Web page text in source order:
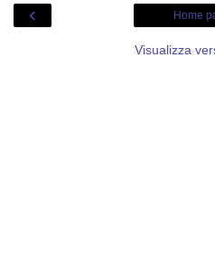
‹ Home
Visualizza